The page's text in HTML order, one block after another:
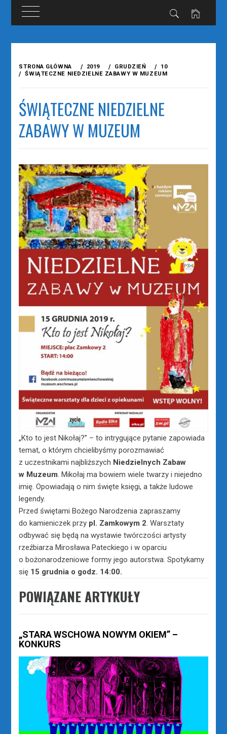
treści
STRONA GŁÓWNA 2019 GRUDZIEŃ
10
ŚWIĄTECZNE NIEDZIELNE ZABAWY W MUZEUM
ŚWIĄTECZNE NIEDZIELNE
ZABAWY W MUZEUM
„Kto to jest Nikołaj?” – to intrygujące pytanie zapowiada
temat, o którym chcielibyśmy porozmawiać
z uczestnikami najbliższych Niedzielnych Zabaw
w Muzeum. Mikołaj ma bowiem wiele twarzy i niejedno
imię. Opowiadają o nim święte księgi, a także ludowe
legendy.
Przed świętami Bożego Narodzenia zapraszamy
do kamieniczek przy pl. Zamkowym 2. Warsztaty
odbywać się będą na wystawie twórczości artysty
rzeźbiarza Mirosława Pateckiego i w oparciu
o bożonarodzeniowe formy jego autorstwa. Spotykamy
się 15 grudnia o godz. 14:00.
POWIĄZANE ARTYKUŁY
„STARA WSCHOWA NOWYM OKIEM” –
KONKURS